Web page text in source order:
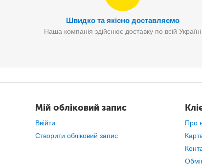
Швидко та якісно доставляємо
Наша компанія здійснює доставку по всій Україні
Мій обліковий запис
Ввійти
Створити обліковий запис
Про